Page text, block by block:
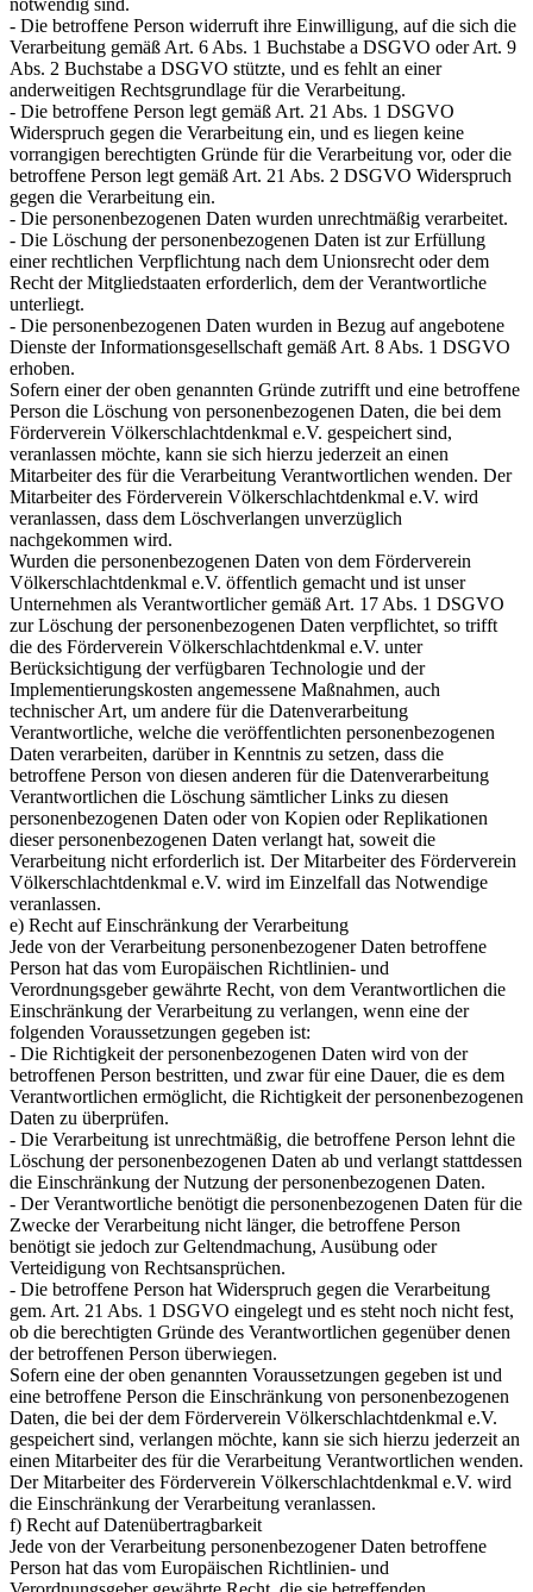
notwendig sind.
- Die betroffene Person widerruft ihre Einwilligung, auf die sich die
Verarbeitung gemäß Art. 6 Abs. 1 Buchstabe a DSGVO oder Art. 9
Abs. 2 Buchstabe a DSGVO stützte, und es fehlt an einer
anderweitigen Rechtsgrundlage für die Verarbeitung.
- Die betroffene Person legt gemäß Art. 21 Abs. 1 DSGVO
Widerspruch gegen die Verarbeitung ein, und es liegen keine
vorrangigen berechtigten Gründe für die Verarbeitung vor, oder die
betroffene Person legt gemäß Art. 21 Abs. 2 DSGVO Widerspruch
gegen die Verarbeitung ein.
- Die personenbezogenen Daten wurden unrechtmäßig verarbeitet.
- Die Löschung der personenbezogenen Daten ist zur Erfüllung
einer rechtlichen Verpflichtung nach dem Unionsrecht oder dem
Recht der Mitgliedstaaten erforderlich, dem der Verantwortliche
unterliegt.
- Die personenbezogenen Daten wurden in Bezug auf angebotene
Dienste der Informationsgesellschaft gemäß Art. 8 Abs. 1 DSGVO
erhoben.
Sofern einer der oben genannten Gründe zutrifft und eine betroffene
Person die Löschung von personenbezogenen Daten, die bei dem
Förderverein Völkerschlachtdenkmal e.V. gespeichert sind,
veranlassen möchte, kann sie sich hierzu jederzeit an einen
Mitarbeiter des für die Verarbeitung Verantwortlichen wenden. Der
Mitarbeiter des Förderverein Völkerschlachtdenkmal e.V. wird
veranlassen, dass dem Löschverlangen unverzüglich
nachgekommen wird.
Wurden die personenbezogenen Daten von dem Förderverein
Völkerschlachtdenkmal e.V. öffentlich gemacht und ist unser
Unternehmen als Verantwortlicher gemäß Art. 17 Abs. 1 DSGVO
zur Löschung der personenbezogenen Daten verpflichtet, so trifft
die des Förderverein Völkerschlachtdenkmal e.V. unter
Berücksichtigung der verfügbaren Technologie und der
Implementierungskosten angemessene Maßnahmen, auch
technischer Art, um andere für die Datenverarbeitung
Verantwortliche, welche die veröffentlichten personenbezogenen
Daten verarbeiten, darüber in Kenntnis zu setzen, dass die
betroffene Person von diesen anderen für die Datenverarbeitung
Verantwortlichen die Löschung sämtlicher Links zu diesen
personenbezogenen Daten oder von Kopien oder Replikationen
dieser personenbezogenen Daten verlangt hat, soweit die
Verarbeitung nicht erforderlich ist. Der Mitarbeiter des Förderverein
Völkerschlachtdenkmal e.V. wird im Einzelfall das Notwendige
veranlassen.
e) Recht auf Einschränkung der Verarbeitung
Jede von der Verarbeitung personenbezogener Daten betroffene
Person hat das vom Europäischen Richtlinien- und
Verordnungsgeber gewährte Recht, von dem Verantwortlichen die
Einschränkung der Verarbeitung zu verlangen, wenn eine der
folgenden Voraussetzungen gegeben ist:
- Die Richtigkeit der personenbezogenen Daten wird von der
betroffenen Person bestritten, und zwar für eine Dauer, die es dem
Verantwortlichen ermöglicht, die Richtigkeit der personenbezogenen
Daten zu überprüfen.
- Die Verarbeitung ist unrechtmäßig, die betroffene Person lehnt die
Löschung der personenbezogenen Daten ab und verlangt stattdessen
die Einschränkung der Nutzung der personenbezogenen Daten.
- Der Verantwortliche benötigt die personenbezogenen Daten für die
Zwecke der Verarbeitung nicht länger, die betroffene Person
benötigt sie jedoch zur Geltendmachung, Ausübung oder
Verteidigung von Rechtsansprüchen.
- Die betroffene Person hat Widerspruch gegen die Verarbeitung
gem. Art. 21 Abs. 1 DSGVO eingelegt und es steht noch nicht fest,
ob die berechtigten Gründe des Verantwortlichen gegenüber denen
der betroffenen Person überwiegen.
Sofern eine der oben genannten Voraussetzungen gegeben ist und
eine betroffene Person die Einschränkung von personenbezogenen
Daten, die bei der dem Förderverein Völkerschlachtdenkmal e.V.
gespeichert sind, verlangen möchte, kann sie sich hierzu jederzeit an
einen Mitarbeiter des für die Verarbeitung Verantwortlichen wenden.
Der Mitarbeiter des Förderverein Völkerschlachtdenkmal e.V. wird
die Einschränkung der Verarbeitung veranlassen.
f) Recht auf Datenübertragbarkeit
Jede von der Verarbeitung personenbezogener Daten betroffene
Person hat das vom Europäischen Richtlinien- und